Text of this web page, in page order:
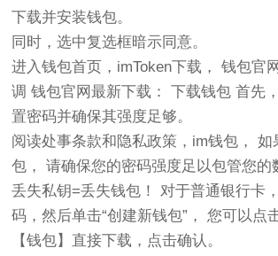
下载并安装钱包。
同时，选中复选框暗示同意。
进入钱包首页，imToken下载， 钱包官
调 钱包官网最新下载： 下载钱包 首先
置密码并确保其强度足够。
阅读处事条款和隐私政策，im钱包， 如
包， 请确保您的密码强度足以包管您的
丢失私钥=丢失钱包！ 对于普通银行卡
码，然后单击“创建新钱包”， 您可以点
【钱包】直接下载，点击确认。